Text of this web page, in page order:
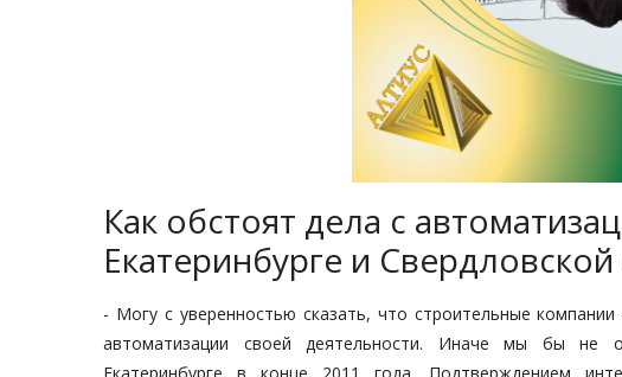
Как обстоят дела с
Екатеринбурге и Свердловской
- Могу с уверенностью сказать, что строительные
автоматизации своей деятельности. Иначе мы бы не